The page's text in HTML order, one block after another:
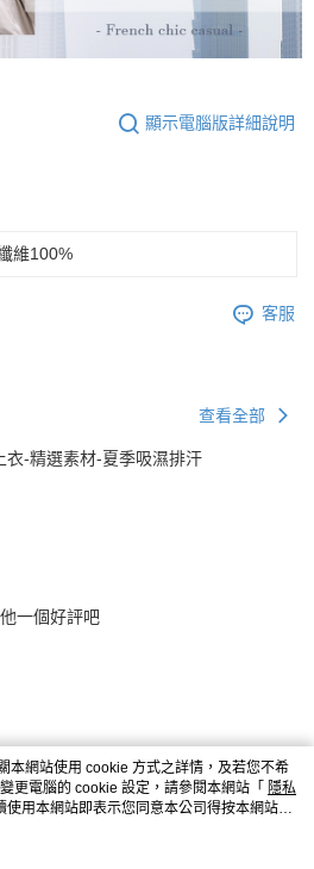
顯示電腦版詳細說明
維100%
客服
查看全部
衣-精選素材-夏季吸濕排汗
一個好評吧
本網站使用 cookie 方式之詳情，及若您不希
更電腦的 cookie 設定，請參閱本網站「 隱私
使用本網站即表示您同意本公司得按本網站使